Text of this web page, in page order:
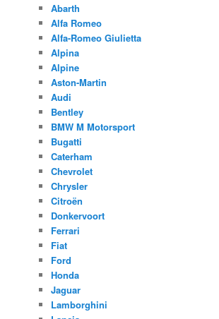
Abarth
Alfa Romeo
Alfa-Romeo Giulietta
Alpina
Alpine
Aston-Martin
Audi
Bentley
BMW M Motorsport
Bugatti
Caterham
Chevrolet
Chrysler
Citroën
Donkervoort
Ferrari
Fiat
Ford
Honda
Jaguar
Lamborghini